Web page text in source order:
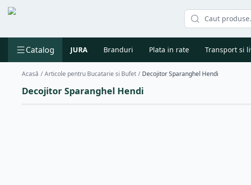
Catalog JURA Branduri Plata in rate Transport si
Acasă / Articole pentru Bucatarie si Bufet / Decojitor Sparanghel Hendi
Decojitor Sparanghel Hendi